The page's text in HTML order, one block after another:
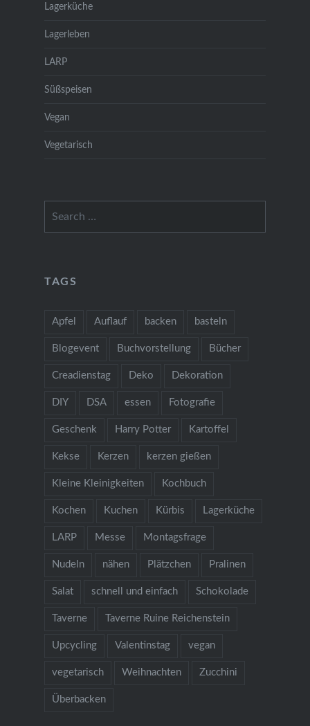
Lagerküche
Lagerleben
LARP
Süßspeisen
Vegan
Vegetarisch
TAGS
Apfel Auflauf backen basteln
Blogevent Buchvorstellung Bücher
Creadienstag Deko Dekoration
DIY DSA essen Fotografie
Geschenk Harry Potter Kartoffel
Kekse Kerzen kerzen gießen
Kleine Kleinigkeiten Kochbuch
Kochen Kuchen Kürbis Lagerküche
LARP Messe Montagsfrage
Nudeln nähen Plätzchen Pralinen
Salat schnell und einfach Schokolade
Taverne Taverne Ruine Reichenstein
Upcycling Valentinstag vegan
vegetarisch Weihnachten Zucchini
Überbacken